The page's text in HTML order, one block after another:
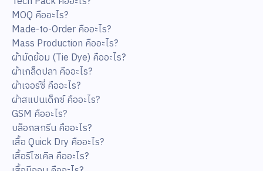
MOQ คืออะไร?
Made-to-Order คืออะไร?
Mass Production คืออะไร?
ผ้ามัดย้อม (Tie Dye) คืออะไร?
ผ้าเกล็ดปลา คืออะไร?
ผ้าเจอร์ซี่ คืออะไร?
ผ้าสแปนเด็กซ์ คืออะไร?
GSM คืออะไร?
บล็อกสกรีน คืออะไร?
เสื้อ Quick Dry คืออะไร?
เสื้อรีไซเคิล คืออะไร?